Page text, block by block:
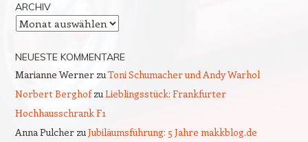
ARCHIV
Archiv
NEUESTE KOMMENTARE
Marianne Wernerzu Toni Schumacher und Andy Warhol
Norbert Berghofzu Lieblingsstück: Frankfurter
Hochhausschrank F1
Anna Pulcherzu Jubiläumsführung: 5 Jahre makkblog.de